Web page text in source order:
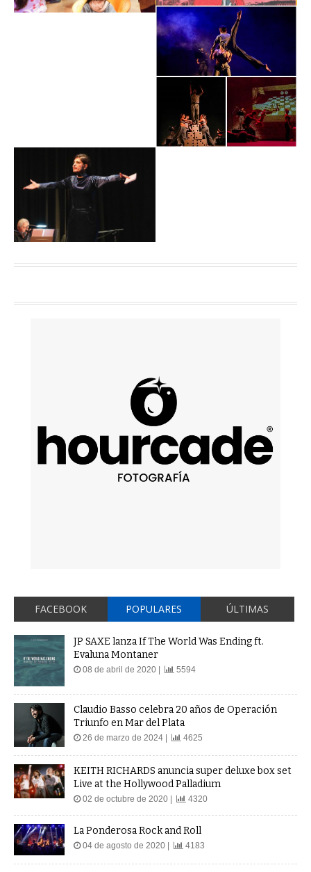
FACEBOOK POPULARES ÚLTIMAS
JP SAXE lanza If The World Was Ending ft.
Evaluna Montaner
08 de abril de 2020 | 5594
Claudio Basso celebra 20 años de Operación
Triunfo en Mar del Plata
26 de marzo de 2024 | 4625
KEITH RICHARDS anuncia super deluxe box set
Live at the Hollywood Palladium
02 de octubre de 2020 | 4320
La Ponderosa Rock and Roll
04 de agosto de 2020 | 4183